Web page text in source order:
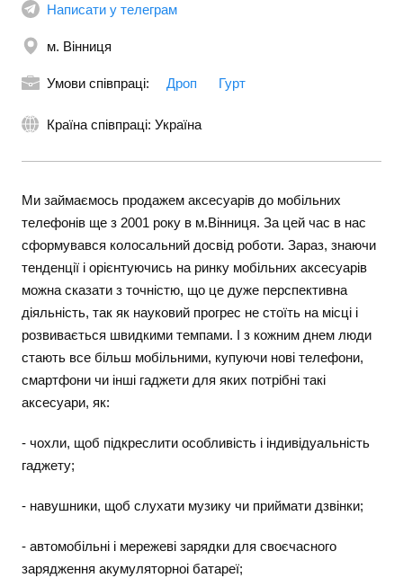
Написати у телеграм
м. Вінниця
Умови співпраці: Дроп Гурт
Країна співпраці: Україна
Ми займаємось продажем аксесуарів до мобільних
телефонів ще з 2001 року в м.Вінниця. За цей час в нас
сформувався колосальний досвід роботи. Зараз, знаючи
тенденції і орієнтуючись на ринку мобільних аксесуарів
можна сказати з точністю, що це дуже перспективна
діяльність, так як науковий прогрес не стоїть на місці і
розвивається швидкими темпами. І з кожним днем люди
стають все більш мобільними, купуючи нові телефони,
смартфони чи інші гаджети для яких потрібні такі
аксесуари, як:
- чохли, щоб підкреслити особливість і індивідуальність
гаджету;
- навушники, щоб слухати музику чи приймати дзвінки;
- автомобільні і мережеві зарядки для своєчасного
зарядження акумуляторноі батареї;